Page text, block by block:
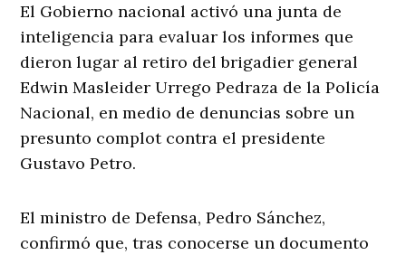
El Gobierno nacional activó una junta de
inteligencia para evaluar los informes que
dieron lugar al retiro del brigadier general
Edwin Masleider Urrego Pedraza de la Policía
Nacional, en medio de denuncias sobre un
presunto complot contra el presidente
Gustavo Petro.
El ministro de Defensa, Pedro Sánchez,
confirmó que, tras conocerse un documento